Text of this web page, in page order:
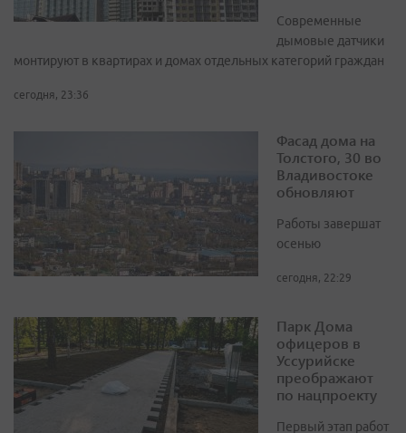
Современные
дымовые датчики
монтируют в квартирах и домах отдельных категорий граждан
сегодня, 23:36
Фасад дома на
Толстого, 30 во
Владивостоке
обновляют
Работы завершат
осенью
сегодня, 22:29
Парк Дома
офицеров в
Уссурийске
преображают
по нацпроекту
Первый этап работ